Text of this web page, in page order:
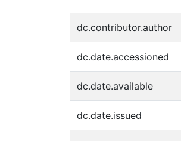
dc.contributor.author
dc.date.accessioned
dc.date.available
dc.date.issued